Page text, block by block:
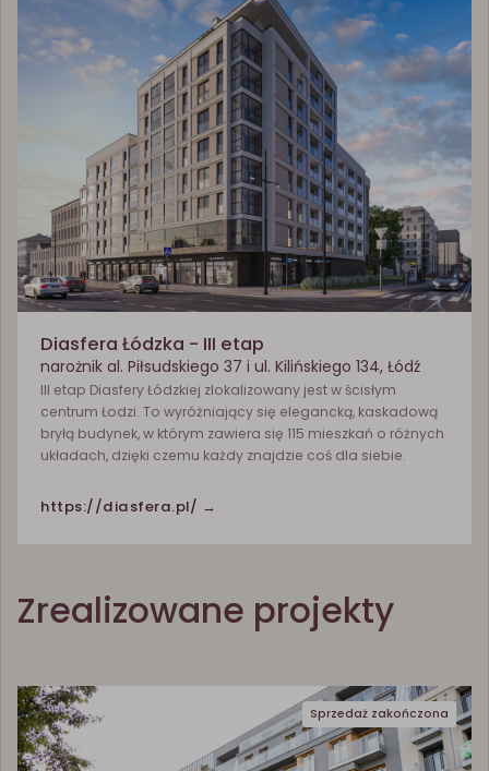
Diasfera Łódzka - III etap
narożnik al. Piłsudskiego 37 i ul. Kilińskiego 134, Łódź
III etap Diasfery Łódzkiej zlokalizowany jest w ścisłym
centrum Łodzi. To wyróżniający się elegancką, kaskadową
bryłą budynek, w którym zawiera się 115 mieszkań o różnych
układach, dzięki czemu każdy znajdzie coś dla siebie.
https://diasfera.pl/ →
Zrealizowane projekty
Sprzedaż zakończona